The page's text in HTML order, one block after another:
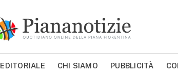
MOSTRA/NASCONDI CERCA
EDITORIALE CHI SIAMO PUBBLICITÀ